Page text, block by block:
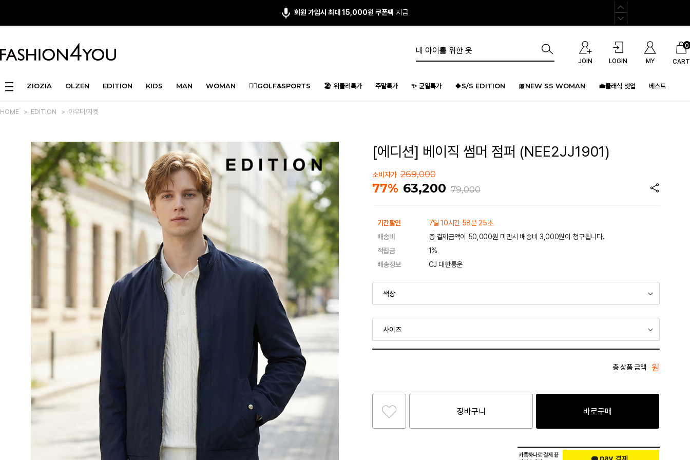
회원 가입시 최대 15,000원 쿠폰팩 지급
JOIN LOGIN MY CART
0
ZIOZIA OLZEN EDITION KIDS MAN WOMAN 🏌️‍♂️GOLF&SPORTS 🏖️ 위클리특가 주말특가 ✨ 균일특가 🍀S/S EDITION 🎀NEW SS WOMAN 💼클래식 셋업 베스트
HOME > EDITION > 아우터/자켓
[에디션] 베이직 썸머 점퍼 (NEE2JJ1901)
소비자가 269,000
77% 63,200 79,000
기간할인
7일 10시간 58분 25초
배송비
총 결제금액이 50,000원 미만시 배송비 3,000원이 청구됩니다.
적립금
1%
배송정보
CJ 대한통운
총 상품 금액 원
장바구니 바로구매